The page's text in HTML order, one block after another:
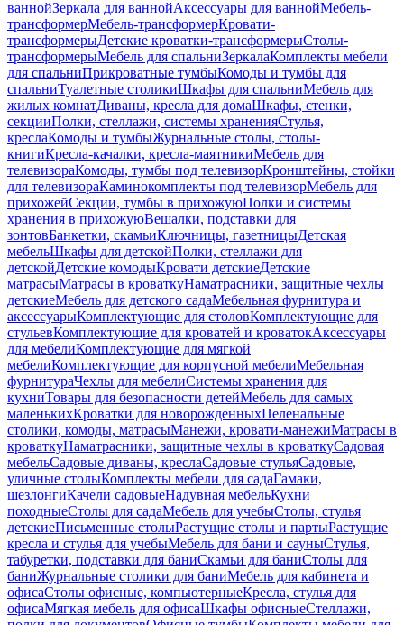
ваннойЗеркала для ваннойАксессуары для ваннойМебель-
трансформерМебель-трансформерКровати-
трансформерыДетские кроватки-трансформерыСтолы-
трансформерыМебель для спальниЗеркалаКомплекты мебели
для спальниПрикроватные тумбыКомоды и тумбы для
спальниТуалетные столикиШкафы для спальниМебель для
жилых комнатДиваны, кресла для домаШкафы, стенки,
секцииПолки, стеллажи, системы храненияСтулья,
креслаКомоды и тумбыЖурнальные столы, столы-
книгиКресла-качалки, кресла-маятникиМебель для
телевизораКомоды, тумбы под телевизорКронштейны, стойки
для телевизораКаминокомплекты под телевизорМебель для
прихожейСекции, тумбы в прихожуюПолки и системы
хранения в прихожуюВешалки, подставки для
зонтовБанкетки, скамьиКлючницы, газетницыДетская
мебельШкафы для детскойПолки, стеллажи для
детскойДетские комодыКровати детскиеДетские
матрасыМатрасы в кроваткуНаматрасники, защитные чехлы
детскиеМебель для детского садаМебельная фурнитура и
аксессуарыКомплектующие для столовКомплектующие для
стульевКомплектующие для кроватей и кроватокАксессуары
для мебелиКомплектующие для мягкой
мебелиКомплектующие для корпусной мебелиМебельная
фурнитураЧехлы для мебелиСистемы хранения для
кухниТовары для безопасности детейМебель для самых
маленькихКроватки для новорожденныхПеленальные
столики, комоды, матрасыМанежи, кровати-манежиМатрасы в
кроваткуНаматрасники, защитные чехлы в кроваткуСадовая
мебельСадовые диваны, креслаСадовые стульяСадовые,
уличные столыКомплекты мебели для садаГамаки,
шезлонгиКачели садовыеНадувная мебельКухни
походныеСтолы для садаМебель для учебыСтолы, стулья
детскиеПисьменные столыРастущие столы и партыРастущие
кресла и стулья для учебыМебель для бани и сауныСтулья,
табуретки, подставки для баниСкамьи для баниСтолы для
баниЖурнальные столики для баниМебель для кабинета и
офисаСтолы офисные, компьютерныеКресла, стулья для
офисаМягкая мебель для офисаШкафы офисныеСтеллажи,